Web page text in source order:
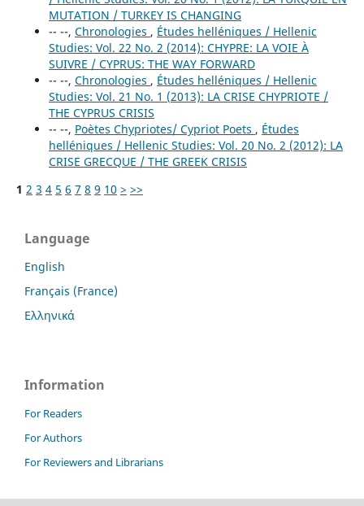
MUTATION / TURKEY IS CHANGING
-- --, Chronologies , Études helléniques / Hellenic
Studies: Vol. 22 No. 2 (2014): CHYPRE: LA VOIE À
SUIVRE / CYPRUS: THE WAY FORWARD
-- --, Chronologies , Études helléniques / Hellenic
Studies: Vol. 21 No. 1 (2013): LA CRISE CHYPRIOTE /
THE CYPRUS CRISIS
-- --, Poètes Chypriotes/ Cypriot Poets , Études
helléniques / Hellenic Studies: Vol. 20 No. 2 (2012): LA
CRISE GRECQUE / THE GREEK CRISIS
1 2 3 4 5 6 7 8 9 10 > >>
Language
English
Français (France)
Ελληνικά
Information
For Readers
For Authors
For Reviewers and Librarians